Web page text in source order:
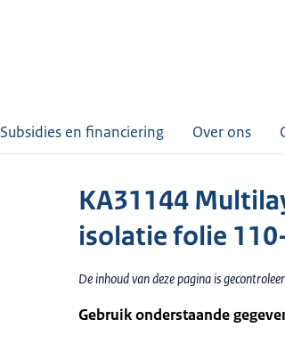
Subsidies en financiering Over ons
KA31144
isolatie folie
De inhoud van deze pagina is
Gebruik onderstaande